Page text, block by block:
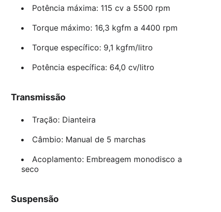
Potência máxima: 115 cv a 5500 rpm
Torque máximo: 16,3 kgfm a 4400 rpm
Torque específico: 9,1 kgfm/litro
Potência específica: 64,0 cv/litro
Transmissão
Tração: Dianteira
Câmbio: Manual de 5 marchas
Acoplamento: Embreagem monodisco a
seco
Suspensão